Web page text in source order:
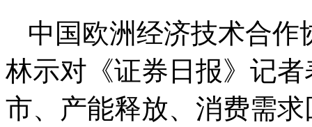
中国欧洲经济技术合
林示对《证券日报》记
市、产能释放、消费需